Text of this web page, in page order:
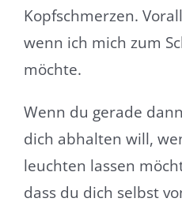
Kopfschmerzen.
wenn ich mich zum
möchte.
Wenn du gerade
dich abhalten will,
leuchten lassen
dass du dich selbst